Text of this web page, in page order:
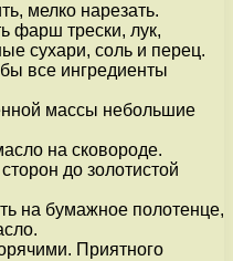
мелко нарезать.
фарш трески, лук,
сухари, соль и перец.
все ингредиенты
массы небольшие
на сковороде.
до золотистой
на бумажное полотенце,
Приятного